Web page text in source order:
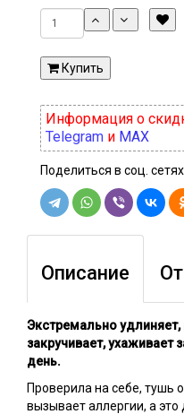
Купить
Информация о
Telegram и MAX
Поделиться в соц.
Описание
Экстремально
закручивает, ухаживает
день.
Проверила на себе, тушь
вызывает аллергии, а это